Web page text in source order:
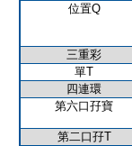
位置Q
三重彩
單T
四連環
第六口孖寶
第二口孖T